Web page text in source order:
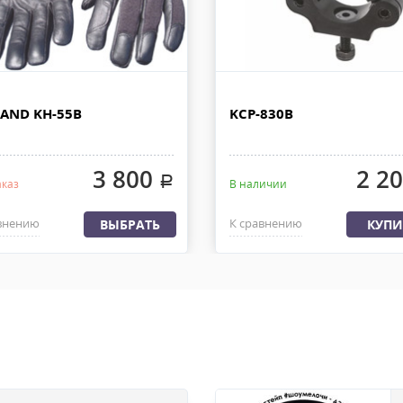
из офиса или со склада
При наличии товара на
дней с момента 100%
груза с офиса или со склада.
быть приложена
KH-55B
3 800 .
ВЫБРАТЬ
KCP-830B
В наличии 2
К сравнению